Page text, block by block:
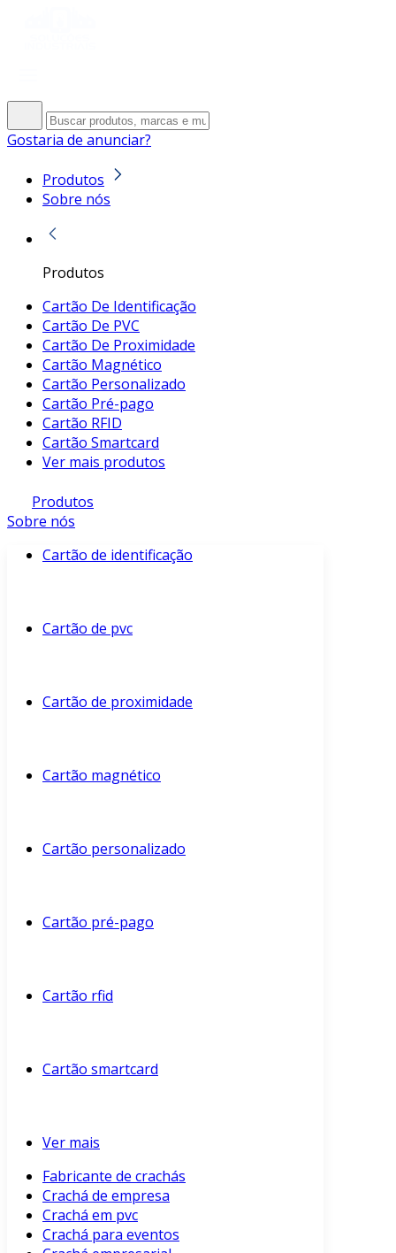
Gostaria de anunciar?
Produtos
Sobre nós
Produtos
Cartão De Identificação
Cartão De PVC
Cartão De Proximidade
Cartão Magnético
Cartão Personalizado
Cartão Pré-pago
Cartão RFID
Cartão Smartcard
Ver mais produtos
Produtos
Sobre nós
Cartão de identificação
Cartão de pvc
Cartão de proximidade
Cartão magnético
Cartão personalizado
Cartão pré-pago
Cartão rfid
Cartão smartcard
Ver mais
Fabricante de crachás
Crachá de empresa
Crachá em pvc
Crachá para eventos